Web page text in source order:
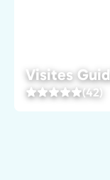
Visites
(42)